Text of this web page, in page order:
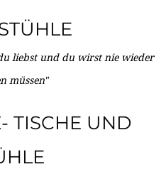
liebst und du wirst nie wieder
müssen"
TISCHE UND